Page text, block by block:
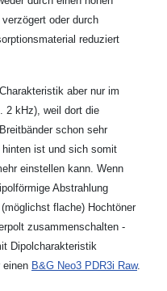
oder durch
reduziert
aber nur im
2 kHz), weil dort die
schon sehr
ist und sich somit
einstellen kann. Wenn
Abstrahlung
flache) Hochtöner
zusammenschalten -
Dipolcharakteristik
einen B&G Neo3 PDR3i Raw.